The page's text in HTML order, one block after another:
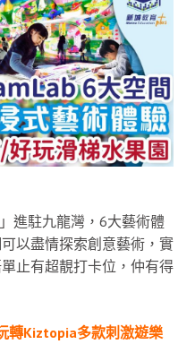
進駐九龍灣，6大藝術體
以盡情探索創意藝術，實
止有超靚打卡位，仲有得
轉Kiztopia多款刺激遊樂